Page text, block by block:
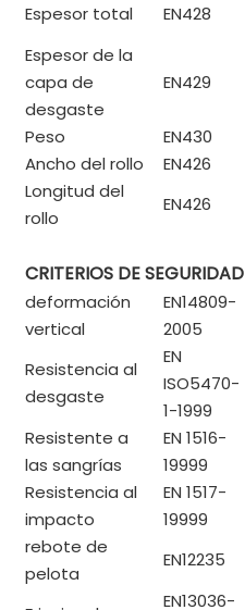
Espesor total
EN428
Espesor de la
capa de
desgaste
EN429
Peso EN430
Ancho del rollo
EN426
Longitud del
rollo
EN426
CRITERIOS DE SEGURIDAD
deformación
vertical
EN14809-
2005
Resistencia al
desgaste
EN
ISO5470-
1-1999
Resistente a
las sangrías
EN 1516-
19999
Resistencia al
impacto
EN 1517-
19999
rebote de
pelota
EN12235
EN13036-